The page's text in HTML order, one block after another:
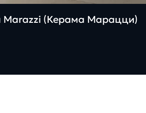
Marazzi (Керама Марацци)